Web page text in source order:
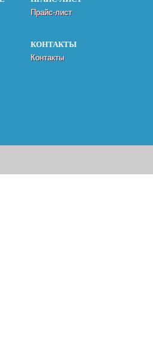
Прайс-лист
КОНТАКТЫ
Контакты